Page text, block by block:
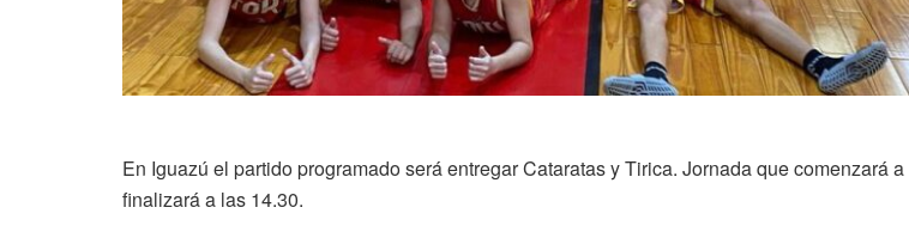
En Iguazú el partido programado será entregar Cataratas y Tirica. Jornada que comenzará
finalizará a las 14.30.